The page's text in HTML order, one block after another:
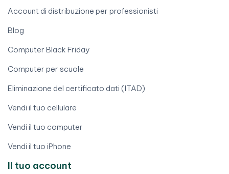
Account di distribuzione per professionisti
Blog
Computer Black Friday
Computer per scuole
Eliminazione del certificato dati (ITAD)
Vendi il tuo cellulare
Vendi il tuo computer
Vendi il tuo iPhone
Il tuo account